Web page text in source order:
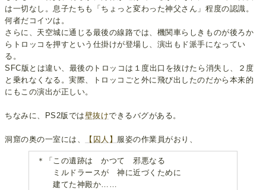
は一切なし。息子たちも「ちょっと変わった神父さん」程度の認識。
何者だコイツは。
さらに、天空城に通じる最後の線路では、機関車らしきものが後ろか
らトロッコを押すという仕掛けが登場し、演出もド派手になってい
る。
SFC版とは違い、最後のトロッコは１度出口を抜けたら消失し、２度
と乗れなくなる。実際、トロッコごと外に飛び出したのだから本来的
にもこの演出が正しい。
ちなみに、PS2版では壁抜けできるバグがある。
洞窟の奥の一室には、 【囚人】 服姿の作業員がおり、
＊「この遺跡は かつて 邪悪なる
ミルドラースが 神に近づくために
建てた神殿か……